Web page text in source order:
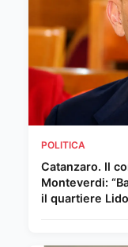
POLITICA
Catanzaro. Il
Monteverdi:
il quartiere